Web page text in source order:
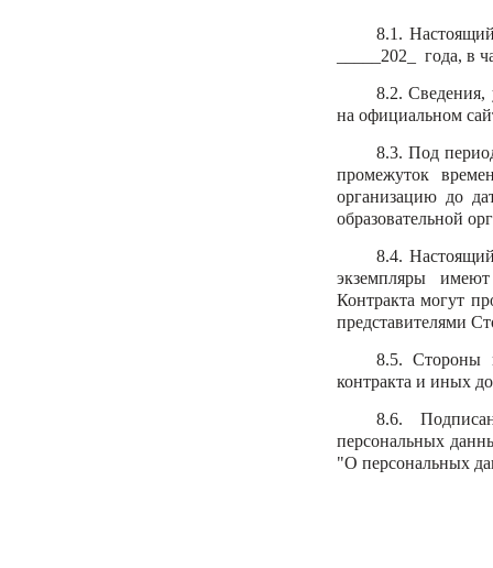
8.1.
_____202_ года, в
8.2. Сведения,
на официальном
8.3. Под
промежуток
организацию до
образовательной
8.4.
экземпляры
Контракта могут
представителями
8.5. Стороны
контракта и иных
8.6.
персональных
"О персональных